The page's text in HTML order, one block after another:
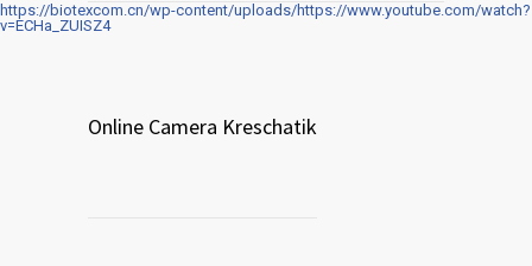
https://biotexcom.cn/wp-content/uploads/https://www.youtube.com/watch?
v=ECHa_ZUISZ4
Online Camera Kreschatik